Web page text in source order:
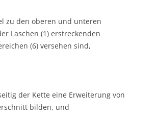
zu den oberen und unteren
Laschen (1) erstreckenden
(6) versehen sind,
der Kette eine Erweiterung von
bilden, und